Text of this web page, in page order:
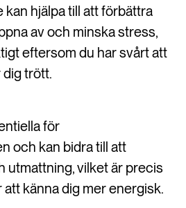
kan hjälpa till att förbättra
av och minska stress,
eftersom du har svårt att
trött.
för
och kan bidra till att
utmattning, vilket är precis
känna dig mer energisk.